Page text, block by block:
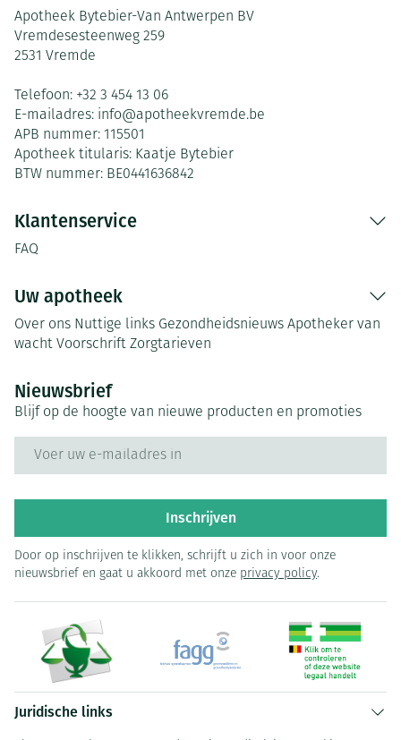
Apotheek Bytebier-Van Antwerpen BV
Vremdesesteenweg 259
2531 Vremde
Telefoon: +32 3 454 13 06
E-mailadres: info@apotheekvremde.be
APB nummer: 115501
Apotheek titularis: Kaatje Bytebier
BTW nummer: BE0441636842
Klantenservice
FAQ
Uw apotheek
Over ons Nuttige links Gezondheidsnieuws Apotheker van
wacht Voorschrift Zorgtarieven
Nieuwsbrief
Blijf op de hoogte van nieuwe producten en promoties
Inschrijven
Door op inschrijven te klikken, schrijft u zich in voor onze
nieuwsbrief en gaat u akkoord met onze privacy policy.
Juridische links